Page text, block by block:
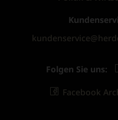
Folgen Sie uns:
Facebook